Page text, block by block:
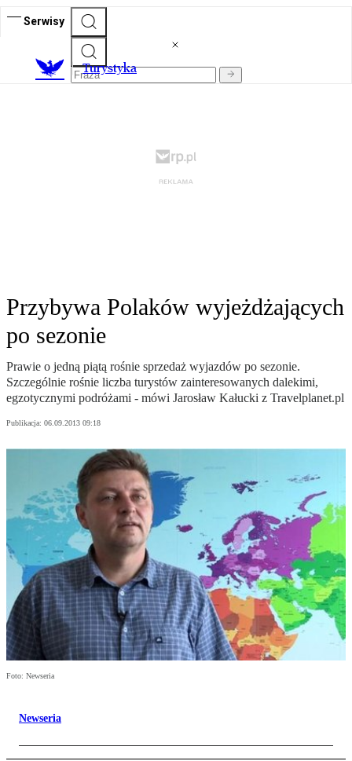
Serwisy
Turystyka
Przybywa Polaków wyjeżdżających
po sezonie
Prawie o jedną piątą rośnie sprzedaż wyjazdów po sezonie.
Szczególnie rośnie liczba turystów zainteresowanych dalekimi,
egzotycznymi podróżami - mówi Jarosław Kałucki z Travelplanet.pl
Publikacja: 06.09.2013 09:18
Foto: Newseria
Newseria